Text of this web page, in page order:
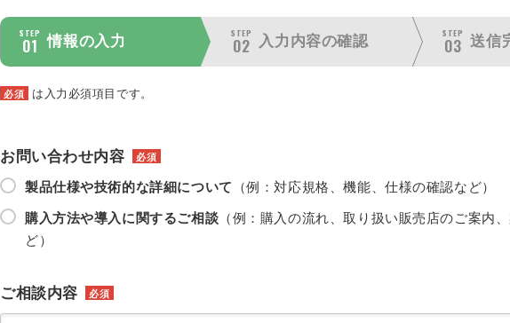
STEP
01 情報の入力
STEP
02 入力内容の確認
STEP
03 送信
必須 は入力必須項目です。
お問い合わせ内容 必須
製品仕様や技術的な詳細について （例：対応規格、機能、仕様の確認など）
購入方法や導入に関するご相談 （例：購入の流れ、取り扱い販売店のご案内
ど）
ご相談内容 必須